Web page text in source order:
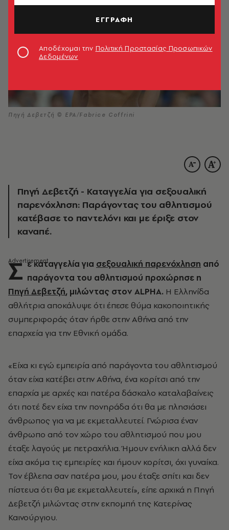
Πηγή Δεβετζή © EPA/Fabrice Coffrini
Πηγή Δεβετζή - Καταγγελία για σεξουαλική
παρενόχληση: Παράγοντας του αθλητισμού
κατέβασε το παντελόνι και με έριξε στον
καναπέ.
Σ ε καταγγελία για σεξουαλική παρενόχληση από
παράγοντα του αθλητισμού προχώρησε η
Πηγή Δεβετζή, μιλώντας στον ALPHA. Η Ελληνίδα
αθλήτρια αποκάλυψε ότι έπεσε θύμα κακοποιητικής
συμπεριφοράς όταν ήρθε στην Αθήνα από την
επαρχεία για την Εθνική ομάδα.
«Είχα κι εγώ εμπειρία από παράγοντα του αθλητισμού
όταν είχα κατέβει στην Αθήνα, ένα κορίτσι από την
επαρχία με αρχές και πατέρα δάσκαλο καταλαβαίνεις
ότι ποτέ δεν είχα την πονηράδα ότι θα με πλησιάσει
άνθρωπος για να με εκμεταλλευτεί. Γνώρισα έναν
άνθρωπο από τον χώρο του αθλητισμού που μου
έταξε λαγούς με πετραχήλια. Ήμουν ενήλικη αλλά δεν
είχα ακόμα τις εμπειρίες και ήμουν κορίτσι, όχι γυναίκα.
Τον έβλεπα σαν πατέρα μου, μου έταξε σπίτι και δεν
πίστευα ότι θα με εκμεταλλευτεί», είπε αρχικά η Πηγή
Δεβετζή μιλώντας στην εκπομπή της Κατερίνας
Καινούργιου.
ΕΓΓΡΑΦΗ
Αποδέχομαι την Πολιτική Προστασίας Προσωπικών
Δεδομένων